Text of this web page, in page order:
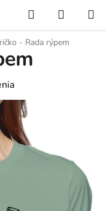
Hľadať
KOŠÍK
- Rada rýpem